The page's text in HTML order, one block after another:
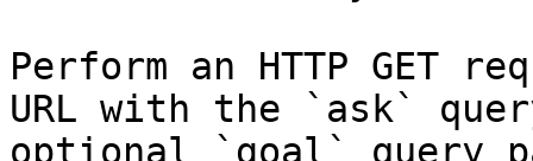
Perform an HTTP GET
URL with the `ask`
optional `goal` query